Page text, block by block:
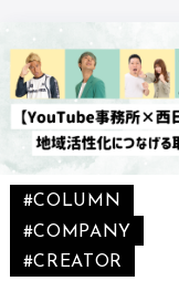
#COLUMN
#COMPANY
#CREATOR